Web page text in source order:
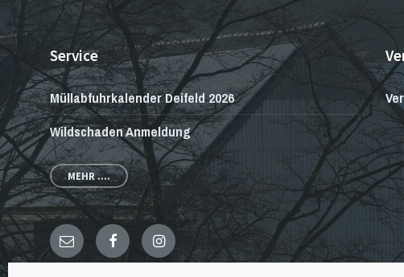
Service
Müllabfuhrkalender Deifeld 2026
Wildschaden Anmeldung
MEHR ....
E- FacebookInstagram